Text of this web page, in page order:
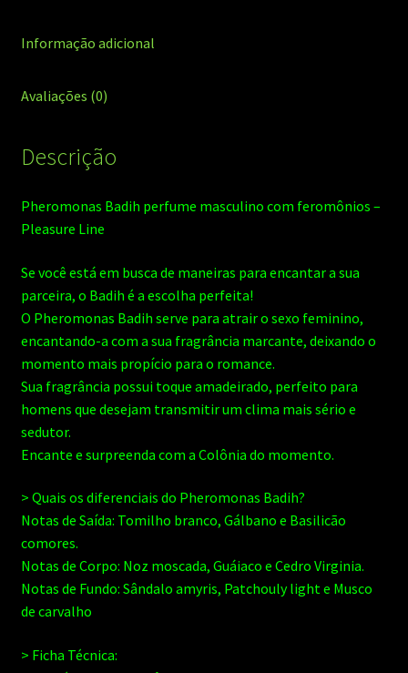
Informação adicional
Avaliações (0)
Descrição
Pheromonas Badih perfume masculino com feromônios –
Pleasure Line
Se você está em busca de maneiras para encantar a sua
parceira, o Badih é a escolha perfeita!
O Pheromonas Badih serve para atrair o sexo feminino,
encantando-a com a sua fragrância marcante, deixando o
momento mais propício para o romance.
Sua fragrância possui toque amadeirado, perfeito para
homens que desejam transmitir um clima mais sério e
sedutor.
Encante e surpreenda com a Colônia do momento.
> Quais os diferenciais do Pheromonas Badih?
Notas de Saída: Tomilho branco, Gálbano e Basilicão
comores.
Notas de Corpo: Noz moscada, Guáiaco e Cedro Virginia.
Notas de Fundo: Sândalo amyris, Patchouly light e Musco
de carvalho
> Ficha Técnica: